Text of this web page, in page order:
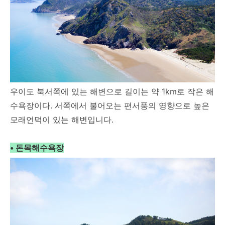
우이도 북서쪽에 있는 해변으로 길이는 약 1km로 작은 해
수욕장이다. 서쪽에서 불어오는 편서풍의 영향으로 높은
모래언덕이 있는 해변입니다.
• 돈목해수욕장